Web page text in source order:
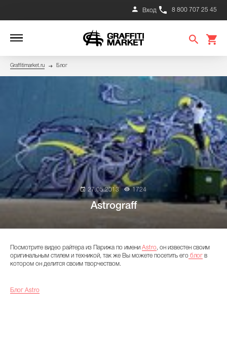
8 800 707 25 45
Вход
Graffitimarket.ru Блог
27.05.2013 1724
Astrograff
Посмотрите видео райтера из Парижа по имени Astro, он известен своим
оригинальным стилем и техникой, так же Вы можете посетить его блог в
котором он делится своим творчеством.
Блог Astro